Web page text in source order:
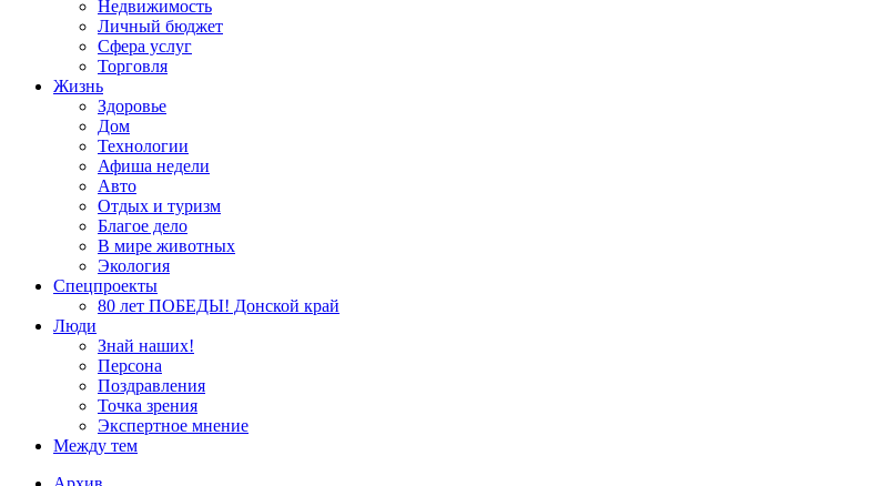
Недвижимость
Личный бюджет
Сфера услуг
Торговля
Жизнь
Здоровье
Дом
Технологии
Афиша недели
Авто
Отдых и туризм
Благое дело
В мире животных
Экология
Спецпроекты
80 лет ПОБЕДЫ! Донской край
Люди
Знай наших!
Персона
Поздравления
Точка зрения
Экспертное мнение
Между тем